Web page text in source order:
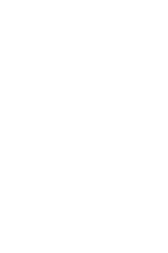
di Tarogong